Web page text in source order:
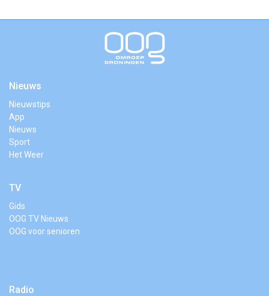
Nieuws
Nieuwstips
App
Nieuws
Sport
Het Weer
TV
Gids
OOG TV Nieuws
OOG voor senioren
Radio